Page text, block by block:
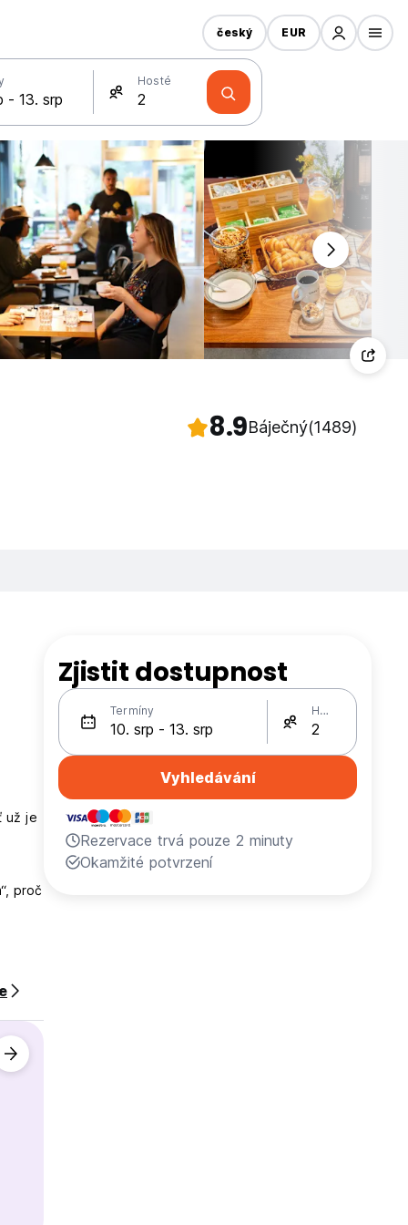
Hosté
český EUR
8.9Báječný(1489)
už je
proč
Zjistit dostupnost
Termíny Hosté
Vyhledávání
Rezervace trvá pouze 2 minuty
Okamžité potvrzení